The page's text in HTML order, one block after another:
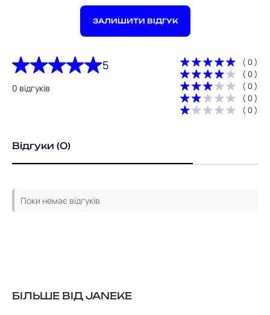
ЗАЛИШИТИ ВІДГУК
5
0 відгуків
( 0 )
( 0 )
( 0 )
( 0 )
( 0 )
Відгуки (0)
Поки немає відгуків
БІЛЬШЕ ВІД JANEKE